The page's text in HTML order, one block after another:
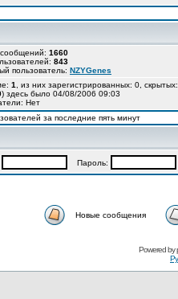
1660
843
пользователь: NZYGenes
1
, из них зарегистрированных: 0,
) здесь было 04/08/2006 09:03
Нет
за последние пять минут
Пароль:
Новые сообщения
Powered by